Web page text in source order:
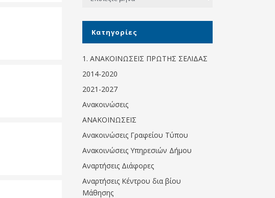
παντοπωλείο
Kοινωνικό
Πρόγραμμα
Φροντίδας
Ηλικιωμένων
(Κ.Η.Φ.Η.) Πρέβεζας
Kατηγορίες
1. ΑΝΑΚΟΙΝΩΣΕΙΣ ΠΡΩΤΗΣ ΣΕΛΙΔΑΣ
2014-2020
2021-2027
Ανακοινώσεις
ΑΝΑΚΟΙΝΩΣΕΙΣ
Ανακοινώσεις Γραφείου Τύπου
Ανακοινώσεις Υπηρεσιών Δήμου
Αναρτήσεις Διάφορες
Αναρτήσεις Κέντρου δια βίου
Μάθησης